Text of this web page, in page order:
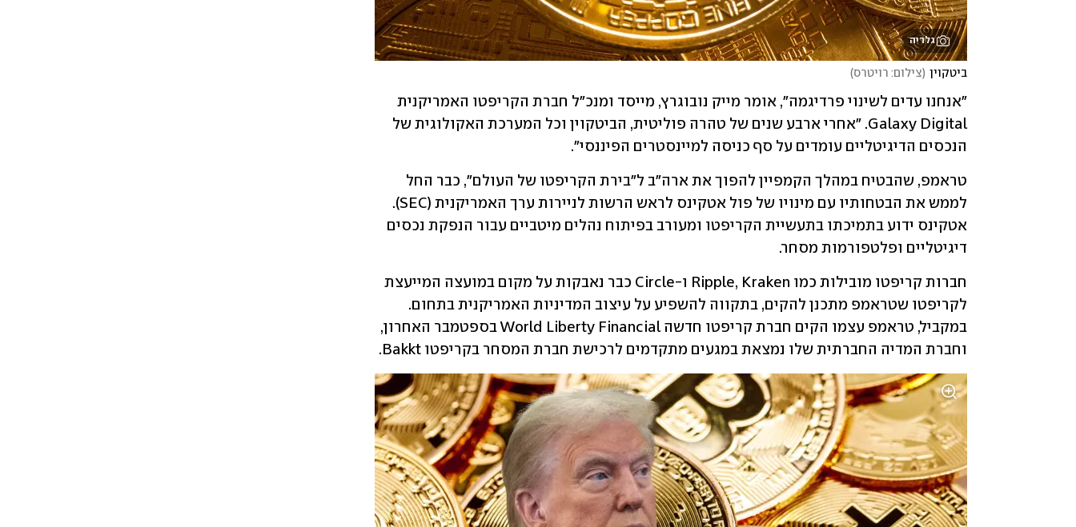
גלריה
ביטקוין (צילום: רויטרס)
הנכסים הדיגיטליים עומדים על סף כניסה למיינסטרים הפיננסי".
דיגיטליים ופלטפורמות מסחר.
וחברת המדיה החברתית שלו נמצאת במגעים מתקדמים לרכישת חברת המסחר בקריפטו Bakkt.